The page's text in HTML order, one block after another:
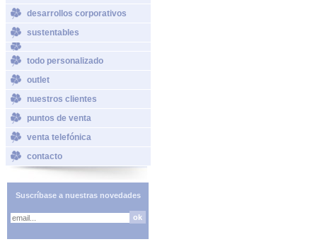
desarrollos corporativos
sustentables
todo personalizado
outlet
nuestros clientes
puntos de venta
venta telefónica
contacto
Suscríbase a nuestras novedades